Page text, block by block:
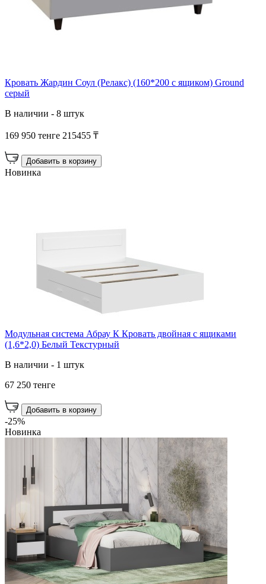
Кровать Жардин Соул (Релакс) (160*200 с ящиком) Ground
серый
В наличии - 8 штук
169 950 тенге 215455 ₸
Добавить в корзину
Новинка
Модульная система Абрау К Кровать двойная с ящиками
(1,6*2,0) Белый Текстурный
В наличии - 1 штук
67 250 тенге
Добавить в корзину
-25%
Новинка